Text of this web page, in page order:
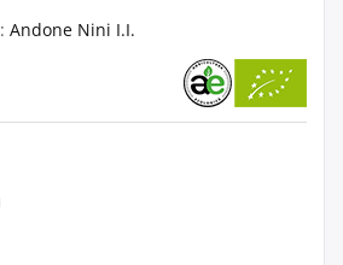
Andone Nini I.I.